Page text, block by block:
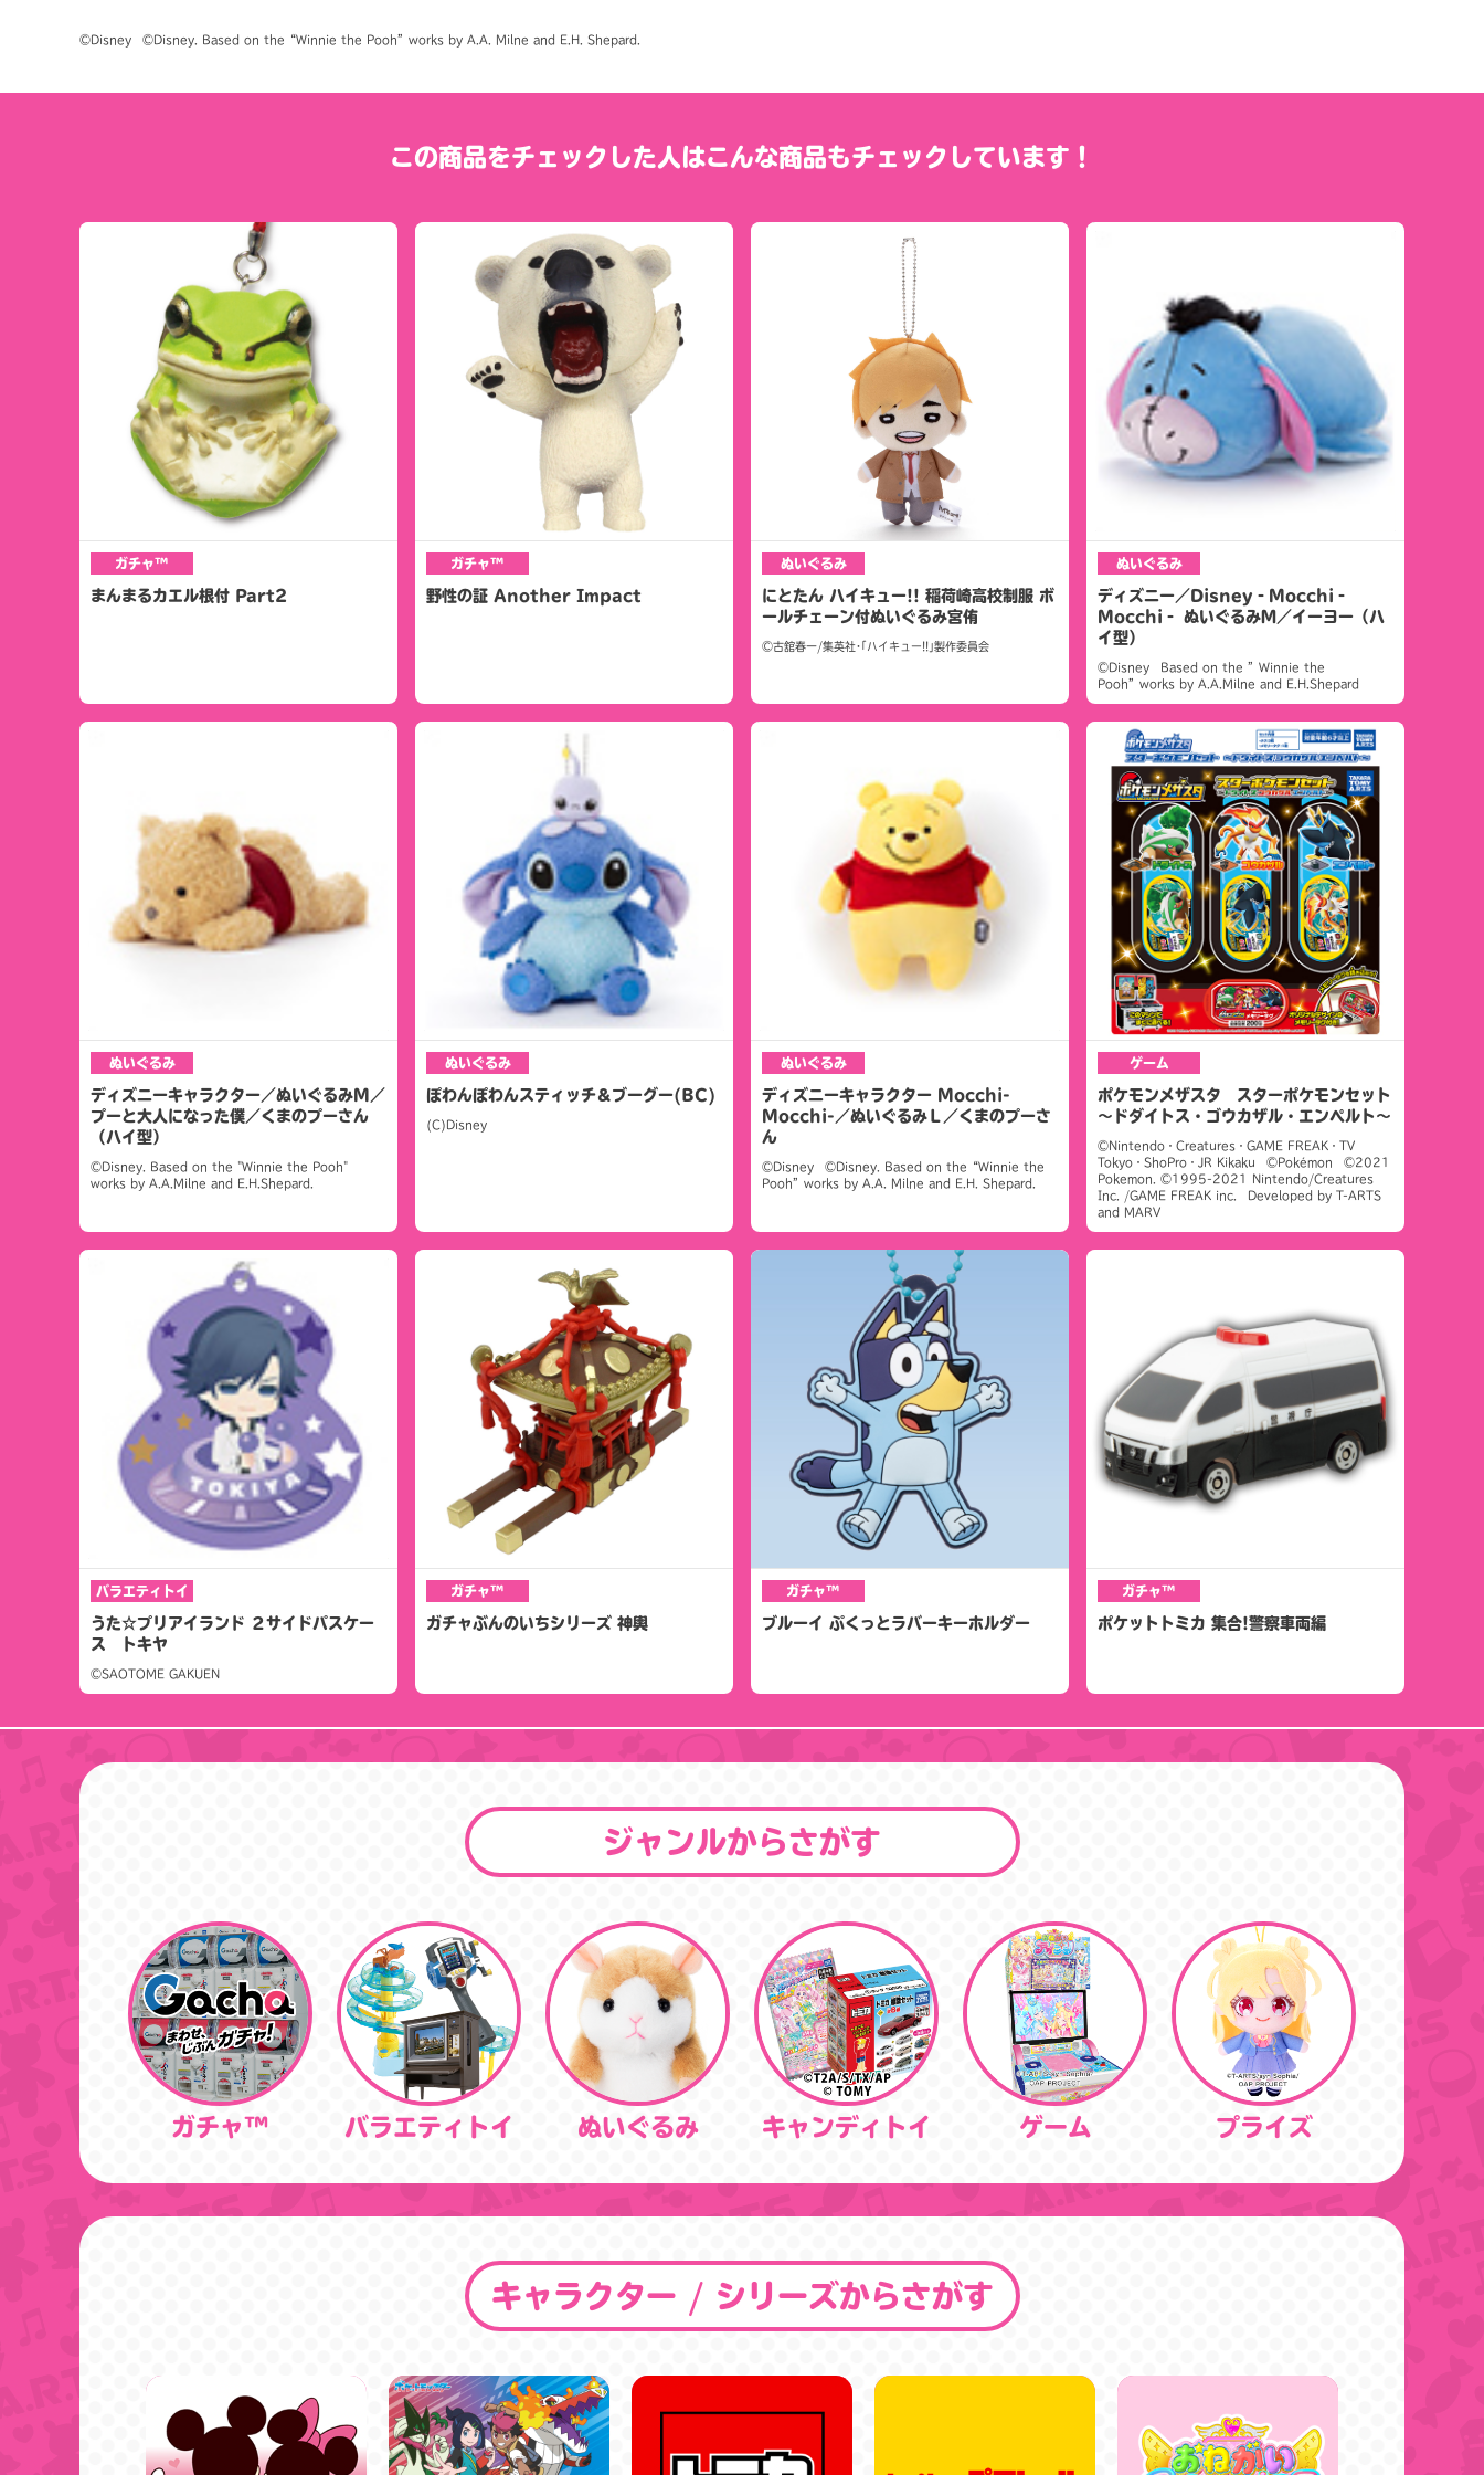
©Disney　©Disney. Based on the“Winnie the Pooh”works by A.A. Milne and E.H. Shepard.
この商品をチェックした人はこんな商品もチェックしています！
ガチャ™
まんまるカエル根付 Part2
ガチャ™
野性の証 Another Impact
ぬいぐるみ
にとたん ハイキュー!! 稲荷崎高校制服 ボ
ールチェーン付ぬいぐるみ宮侑
©古舘春一/集英社･｢ハイキュー!!｣製作委員会
ぬいぐるみ
ディズニー／Disney‐Mocchi‐
Mocchi‐ ぬいぐるみＭ／イーヨー（ハ
イ型）
©Disney Based on the ”Winnie the
Pooh”works by A.A.Milne and E.H.Shepard
ぬいぐるみ
ディズニーキャラクター／ぬいぐるみM／
プーと大人になった僕／くまのプーさん
（ハイ型）
©Disney. Based on the "Winnie the Pooh"
works by A.A.Milne and E.H.Shepard.
ぬいぐるみ
ぽわんぽわんスティッチ＆ブーグー(BC)
(C)Disney
ぬいぐるみ
ディズニーキャラクター Mocchi-
Mocchi-／ぬいぐるみＬ／くまのプーさ
ん
©Disney ©Disney. Based on the“Winnie the
Pooh”works by A.A. Milne and E.H. Shepard.
ゲーム
ポケモンメザスタ スターポケモンセット
～ドダイトス・ゴウカザル・エンペルト～
©Nintendo・Creatures・GAME FREAK・TV
Tokyo・ShoPro・JR Kikaku ©Pokémon ©2021
Pokemon. ©1995-2021 Nintendo/Creatures
Inc. /GAME FREAK inc. Developed by T-ARTS
and MARV
バラエティトイ
うた☆プリアイランド ２サイドパスケー
ス トキヤ
©SAOTOME GAKUEN
ガチャ™
ガチャぶんのいちシリーズ 神輿
ガチャ™
ブルーイ ぷくっとラバーキーホルダー
ガチャ™
ポケットトミカ 集合!警察車両編
ジャンルからさがす
ガチャ™ バラエティトイ ぬいぐるみ キャンディトイ ゲーム プライズ
キャラクター / シリーズからさがす